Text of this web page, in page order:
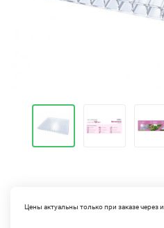
Цены актуальны только при заказе через